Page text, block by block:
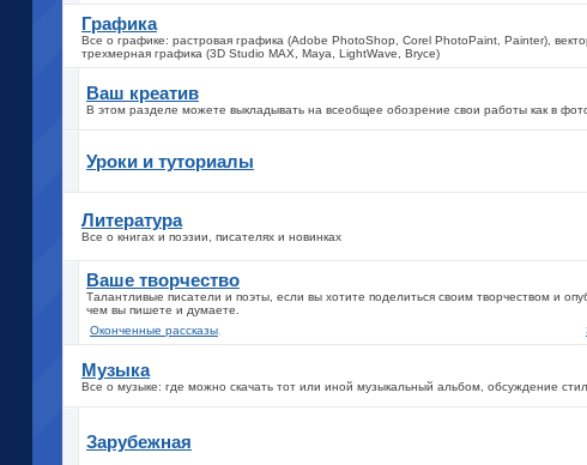
Графика
Все о графике: растровая графика (Adobe PhotoShop, Corel PhotoPaint, Painter),
трехмерная графика (3D Studio MAX, Maya, LightWave, Bryce)
Ваш креатив
В этом разделе можете выкладывать на всеобщее обозрение свои работы как в
Уроки и туториалы
Литература
Все о книгах и поэзии, писателях и новинках
Ваше творчество
Талантливые писатели и поэты, если вы хотите поделиться своим творчеством и
чем вы пишете и думаете.
Оконченные рассказы
Музыка
Все о музыке: где можно скачать тот или иной музыкальный альбом, обсуждение
Зарубежная